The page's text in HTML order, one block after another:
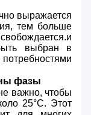
выражается
тем больше
выбран в
фазы
важно, чтобы
25°C. Этот